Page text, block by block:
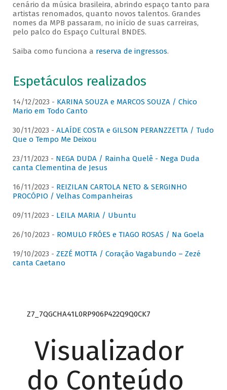
cenário da música brasileira, abrindo espaço tanto para
artistas renomados, quanto novos talentos. Grandes
nomes da MPB passaram, no início de suas carreiras,
pelo palco do Espaço Cultural BNDES.
Saiba como funciona a reserva de ingressos.
Espetáculos realizados
14/12/2023 - KARINA SOUZA e MARCOS SOUZA / Chico
Mario em Todo Canto
30/11/2023 - ALAÍDE COSTA e GILSON PERANZZETTA / Tudo
Que o Tempo Me Deixou
23/11/2023 - NEGA DUDA / Rainha Quelê - Nega Duda
canta Clementina de Jesus
16/11/2023 - REIZILAN CARTOLA NETO & SERGINHO
PROCÓPIO / Velhas Companheiras
09/11/2023 - LEILA MARIA / Ubuntu
26/10/2023 - ROMULO FRÓES e TIAGO ROSAS / Na Goela
19/10/2023 - ZEZÉ MOTTA / Coração Vagabundo – Zezé
canta Caetano
Z7_7QGCHA41L0RP906P422Q9Q0CK7
Visualizador
do Conteúdo